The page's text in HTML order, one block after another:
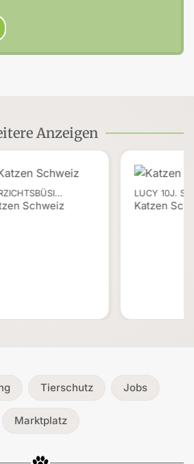
Anzeigen
Schweiz
LUCY 10J.
Katzen
Tierschutz Jobs
Marktplatz